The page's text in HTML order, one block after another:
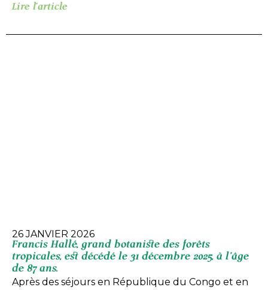
Lire l'article
26 JANVIER 2026
Francis Hallé, grand botaniste des forêts
tropicales, est décédé le 31 décembre 2025, à l’âge
de 87 ans.
Après des séjours en République du Congo et en